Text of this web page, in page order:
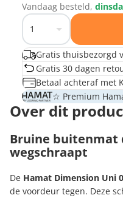
Vandaag besteld,
Gratis thuisbezorgd
Gratis 30 dagen
Betaal achteraf met
☆ Premium
Over dit
Bruine buitenmat
wegschraapt
De Hamat Dimension Uni
de voordeur tegen. Deze